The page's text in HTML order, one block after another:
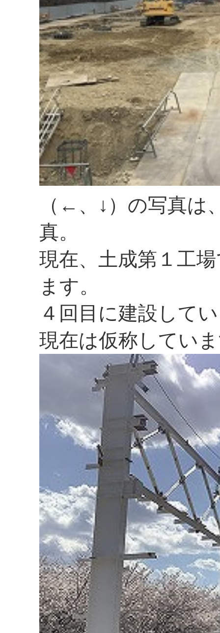
（←、↓）の写真は
真。
現在、土成第１工
ます。
４回目に建設して
現在は仮称してい